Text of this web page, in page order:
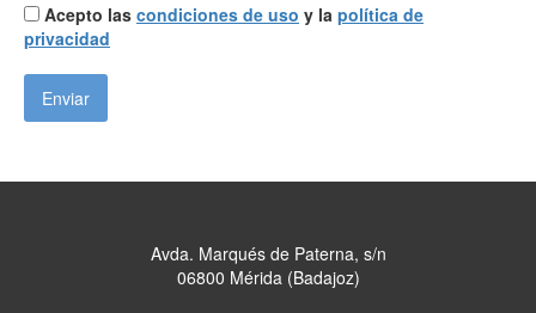
Acepto las condiciones de uso y la política de
privacidad
Avda. Marqués de Paterna, s/n
06800 Mérida (Badajoz)